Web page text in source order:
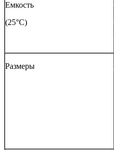
Емкость
(25°С)
Размеры